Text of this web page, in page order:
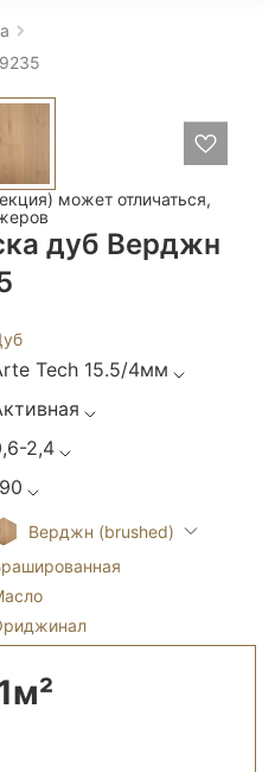
может отличаться,
дуб Верджн
Tech 15.5/4мм
2,4
Верджн (brushed)